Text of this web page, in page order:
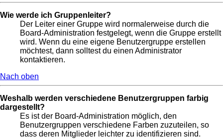
Wie werde ich Gruppenleiter?
Der Leiter einer Gruppe wird normalerweise durch die
Board-Administration festgelegt, wenn die Gruppe erstellt
wird. Wenn du eine eigene Benutzergruppe erstellen
möchtest, dann solltest du einen Administrator
kontaktieren.
Nach oben
Weshalb werden verschiedene Benutzergruppen farbig
dargestellt?
Es ist der Board-Administration möglich, den
Benutzergruppen verschiedene Farben zuzuteilen, so
dass deren Mitglieder leichter zu identifizieren sind.